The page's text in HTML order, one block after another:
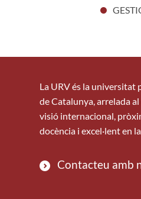
La URV és la universitat
de Catalunya, arrelada
visió internacional,
docència i excel·lent en
Contacteu amb